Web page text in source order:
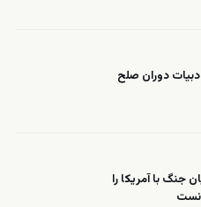
دوران صلح
جنگ با آمریکا را